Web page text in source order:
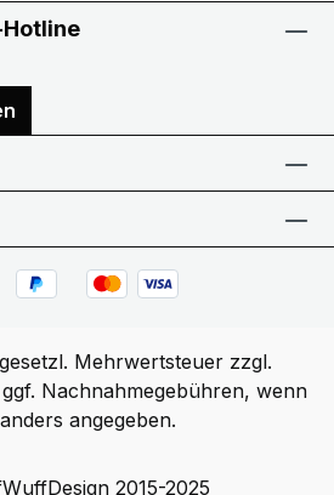
Mehrwertsteuer zzgl.
Nachnahmegebühren, wenn
angegeben.
2015-2025